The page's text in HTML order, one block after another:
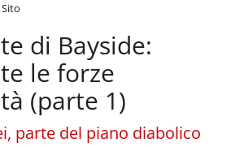
di Bayside:
le forze
(parte 1)
parte del piano diabolico